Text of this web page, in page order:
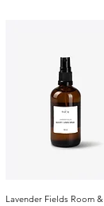
Lavender Fields Room &